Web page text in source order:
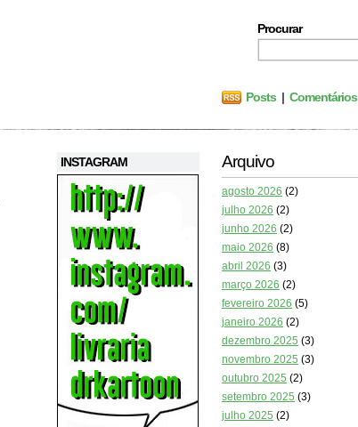
Procurar
Posts | Comentários
INSTAGRAM Arquivo
agosto 2026 (2)
julho 2026 (2)
junho 2026 (2)
maio 2026 (8)
abril 2026 (3)
março 2026 (2)
fevereiro 2026 (5)
janeiro 2026 (2)
dezembro 2025 (3)
novembro 2025 (3)
outubro 2025 (2)
setembro 2025 (3)
julho 2025 (2)